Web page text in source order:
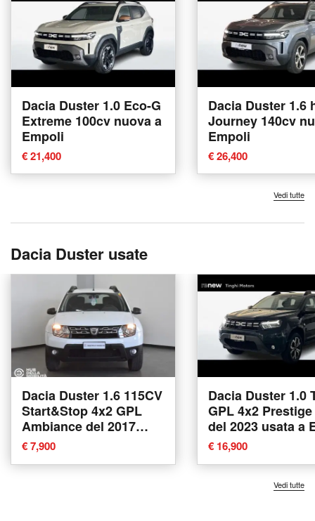
Dacia Duster 1.0 Eco-G
Extreme 100cv nuova a
Empoli
€ 21,400
Dacia Duster 1.6
Journey 140cv
Empoli
€ 26,400
Vedi tutte
Dacia Duster usate
Dacia Duster 1.6 115CV
Start&Stop 4x2 GPL
Ambiance del 2017
usata a Foligno
€ 7,900
Dacia Duster 1.0
GPL 4x2
del 2023 usata a
€ 16,900
Vedi tutte